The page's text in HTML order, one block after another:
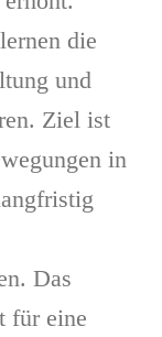
die
und
Ziel ist
in
Das
für eine